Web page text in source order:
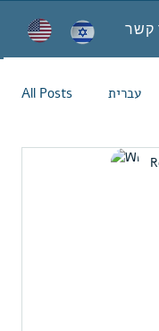
קשר
All Posts עברית